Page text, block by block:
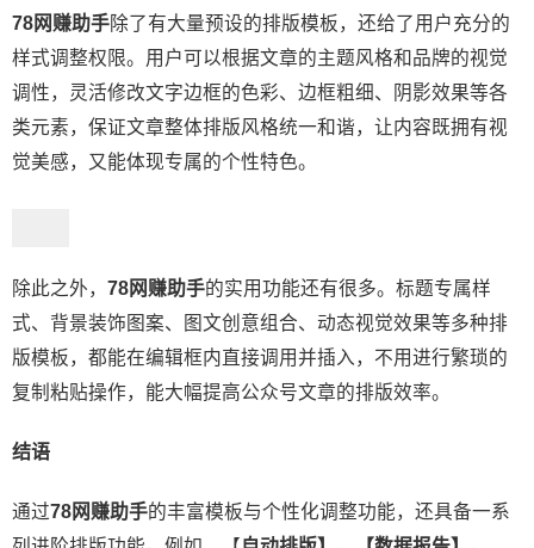
78网赚助手除了有大量预设的排版模板，还给了用户充分的
样式调整权限。用户可以根据文章的主题风格和品牌的视觉
调性，灵活修改文字边框的色彩、边框粗细、阴影效果等各
类元素，保证文章整体排版风格统一和谐，让内容既拥有视
觉美感，又能体现专属的个性特色。
除此之外， 78网赚助手的实用功能还有很多。标题专属样
式、背景装饰图案、图文创意组合、动态视觉效果等多种排
版模板，都能在编辑框内直接调用并插入，不用进行繁琐的
复制粘贴操作，能大幅提高公众号文章的排版效率。
结语
通过78网赚助手的丰富模板与个性化调整功能，还具备一系